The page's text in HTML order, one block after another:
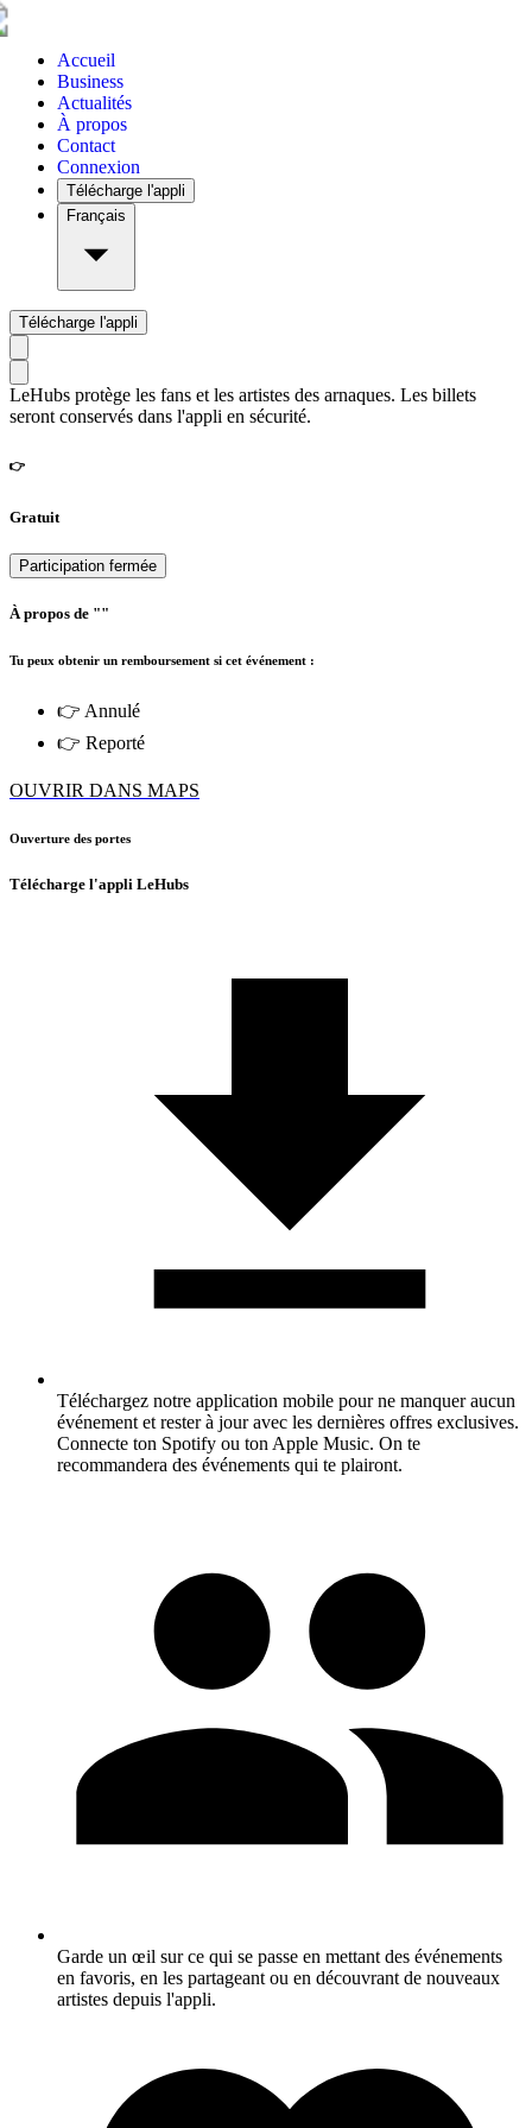
Accueil
Business
Actualités
À propos
Contact
Connexion
Télécharge l'appli
Français
Télécharge l'appli
LeHubs protège les fans et les artistes des arnaques. Les billets
seront conservés dans l'appli en sécurité.
👉
Gratuit
Participation fermée
À propos de ""
Tu peux obtenir un remboursement si cet événement :
👉 Annulé
👉 Reporté
OUVRIR DANS MAPS
Ouverture des portes
Télécharge l'appli LeHubs
Téléchargez notre application mobile pour ne manquer aucun
événement et rester à jour avec les dernières offres exclusives.
Connecte ton Spotify ou ton Apple Music. On te
recommandera des événements qui te plairont.
Garde un œil sur ce qui se passe en mettant des événements
en favoris, en les partageant ou en découvrant de nouveaux
artistes depuis l'appli.